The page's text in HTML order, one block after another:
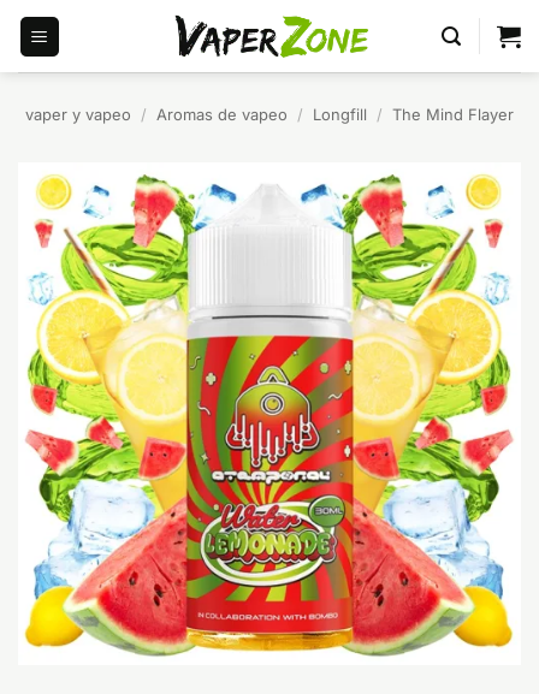
Saltar
contenido
vaper y vapeo / Aromas de vapeo / Longfill / The Mind Flayer